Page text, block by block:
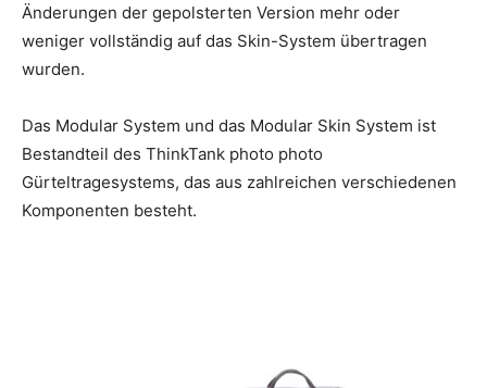
Änderungen der gepolsterten Version mehr oder
weniger vollständig auf das Skin-System übertragen
wurden.
Das Modular System und das Modular Skin System ist
Bestandteil des ThinkTank photo photo
Gürteltragesystems, das aus zahlreichen verschiedenen
Komponenten besteht.